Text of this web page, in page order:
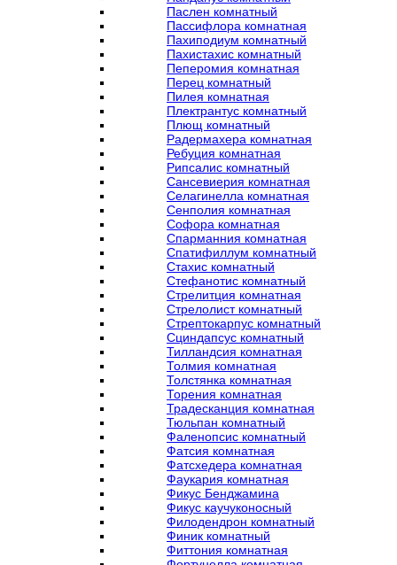
Паслен комнатный
Пассифлора комнатная
Пахиподиум комнатный
Пахистахис комнатный
Пеперомия комнатная
Перец комнатный
Пилея комнатная
Плектрантус комнатный
Плющ комнатный
Радермахера комнатная
Ребуция комнатная
Рипсалис комнатный
Сансевиерия комнатная
Селагинелла комнатная
Сенполия комнатная
Софора комнатная
Спарманния комнатная
Спатифиллум комнатный
Стахис комнатный
Стефанотис комнатный
Стрелитция комнатная
Стрелолист комнатный
Стрептокарпус комнатный
Сциндапсус комнатный
Тилландсия комнатная
Толмия комнатная
Толстянка комнатная
Торения комнатная
Традесканция комнатная
Тюльпан комнатный
Фаленопсис комнатный
Фатсия комнатная
Фатсхедера комнатная
Фаукария комнатная
Фикус Бенджамина
Фикус каучуконосный
Филодендрон комнатный
Финик комнатный
Фиттония комнатная